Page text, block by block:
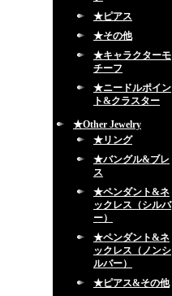
★ピアス
★その他
★キャラクターモ
チーフ
★ニードルポイン
ト&クラスター
★Other Jewelry
★リング
★バングル&ブレ
ス
★ペンダント&ネ
ックレス（シルバ
ー）
★ペンダント&ネ
ックレス（ノンシ
ルバー）
★ピアス&その他